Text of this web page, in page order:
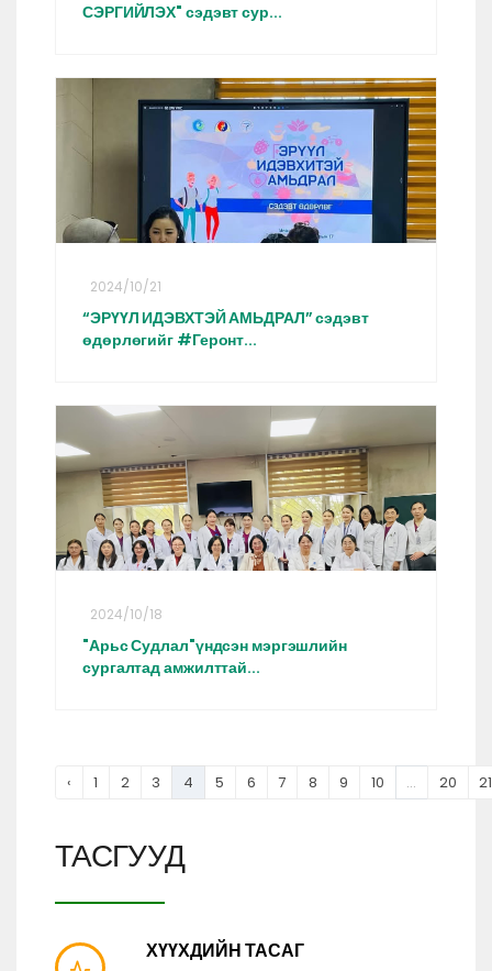
СЭРГИЙЛЭХ" сэдэвт сур...
2024/10/21
“ЭРҮҮЛ ИДЭВХТЭЙ АМЬДРАЛ” сэдэвт
өдөрлөгийг #Геронт...
2024/10/18
"Арьс Судлал"үндсэн мэргэшлийн
сургалтад амжилттай...
‹ 1 2 3 4 5 6 7 8 9 10 ... 20 21
ТАСГУУД
ХҮҮХДИЙН ТАСАГ